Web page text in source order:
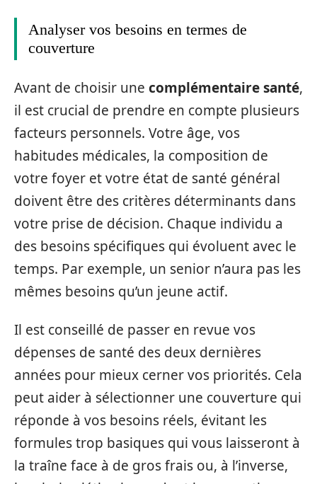
Analyser vos besoins en termes de
couverture
Avant de choisir une complémentaire santé,
il est crucial de prendre en compte plusieurs
facteurs personnels. Votre âge, vos
habitudes médicales, la composition de
votre foyer et votre état de santé général
doivent être des critères déterminants dans
votre prise de décision. Chaque individu a
des besoins spécifiques qui évoluent avec le
temps. Par exemple, un senior n’aura pas les
mêmes besoins qu’un jeune actif.
Il est conseillé de passer en revue vos
dépenses de santé des deux dernières
années pour mieux cerner vos priorités. Cela
peut aider à sélectionner une couverture qui
réponde à vos besoins réels, évitant les
formules trop basiques qui vous laisseront à
la traîne face à de gros frais ou, à l’inverse,